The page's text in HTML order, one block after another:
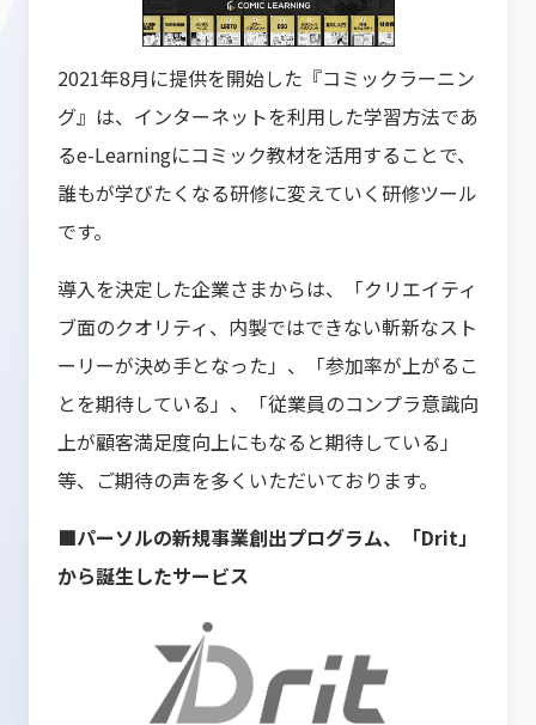
2021年8月に提供を開始した『コミックラーニン
グ』は、インターネットを利用した学習方法であ
るe-Learningにコミック教材を活用することで、
誰もが学びたくなる研修に変えていく研修ツール
です。
導入を決定した企業さまからは、「クリエイティ
ブ面のクオリティ、内製ではできない斬新なスト
ーリーが決め手となった」、「参加率が上がるこ
とを期待している」、「従業員のコンプラ意識向
上が顧客満足度向上にもなると期待している」
等、ご期待の声を多くいただいております。
■パーソルの新規事業創出プログラム、「Drit」
から誕生したサービス